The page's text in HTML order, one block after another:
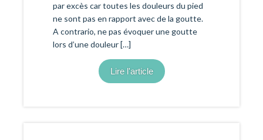
par excès car toutes les douleurs du pied
ne sont pas en rapport avec de la goutte.
A contrario, ne pas évoquer une goutte
lors d’une douleur […]
Lire l'article